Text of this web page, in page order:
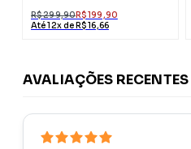
R$ 299,90R$ 199,90
Até 12x de R$ 16,66
AVALIAÇÕES RECENTES